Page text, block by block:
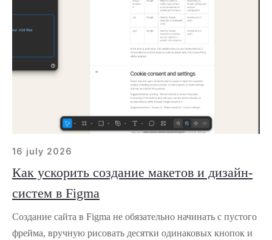
16 july 2026
Как ускорить создание макетов и дизайн-
систем в Figma
Создание сайта в Figma не обязательно начинать с пустого
фрейма, вручную рисовать десятки одинаковых кнопок и